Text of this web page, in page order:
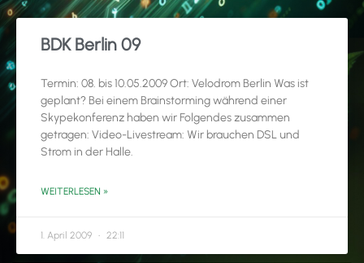
BDK Berlin 09
Termin: 08. bis 10.05.2009 Ort: Velodrom Berlin Was ist
geplant? Bei einem Brainstorming während einer
Skypekonferenz haben wir Folgendes zusammen
getragen: Video-Livestream: Wir brauchen DSL und
Strom in der Halle.
WEITERLESEN »
1. April 2009 22:11